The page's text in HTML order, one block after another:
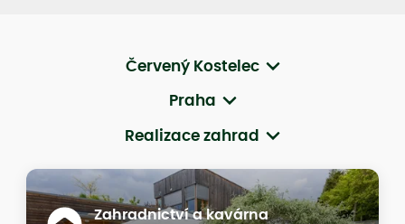
Červený Kostelec
Praha
Realizace zahrad
Zahradnictví a kavárna